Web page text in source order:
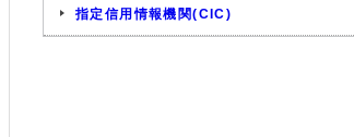
指定信用情報機関(CIC)